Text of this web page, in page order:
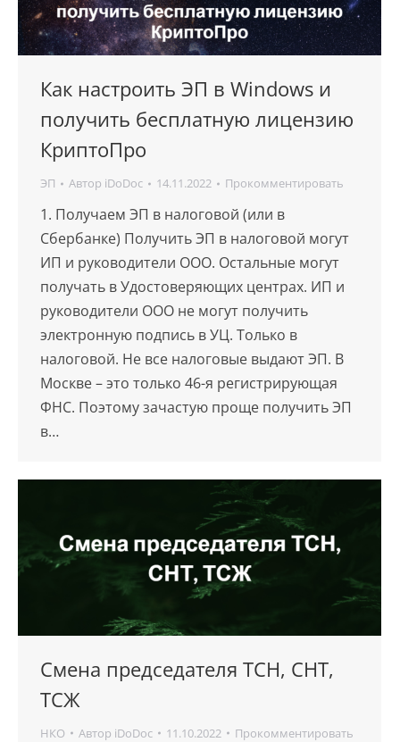
Как настроить ЭП в Windows и
получить бесплатную лицензию
КриптоПро
ЭП Автор iDoDoc 14.11.2022 Прокомментировать
1. Получаем ЭП в налоговой (или в
Сбербанке) Получить ЭП в налоговой могут
ИП и руководители ООО. Остальные могут
получать в Удостоверяющих центрах. ИП и
руководители ООО не могут получить
электронную подпись в УЦ. Только в
налоговой. Не все налоговые выдают ЭП. В
Москве – это только 46-я регистрирующая
ФНС. Поэтому зачастую проще получить ЭП
в…
Смена председателя ТСН, СНТ,
ТСЖ
НКО Автор iDoDoc 11.10.2022 Прокомментировать